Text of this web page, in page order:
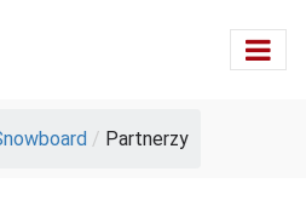
/ Partnerzy